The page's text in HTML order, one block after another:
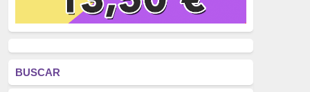
BUSCAR